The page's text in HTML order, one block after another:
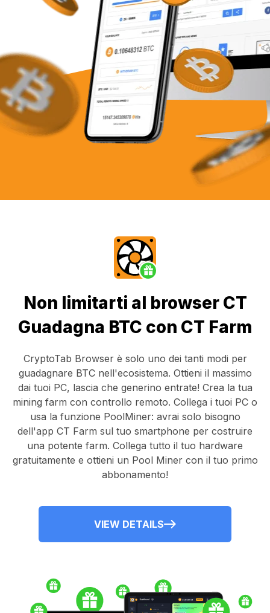
Non limitarti al browser CT
Guadagna BTC con CT Farm
CryptoTab Browserè solo uno dei tanti modi per
guadagnare BTC nell'ecosistema. Ottieni il massimo
dai tuoi PC, lascia che generino entrate! Crea la tua
mining farm con controllo remoto. Collega i tuoi PC o
usa la funzione PoolMiner: avrai solo bisogno
dell'app CT Farm sul tuo smartphone per costruire
una potente farm. Collega tutto il tuo hardware
gratuitamente e ottieni un Pool Minercon il tuo primo
abbonamento!
VIEW DETAILS